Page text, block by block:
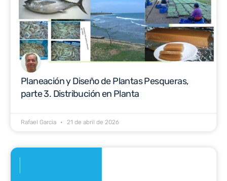
Planeación y Diseño de Plantas Pesqueras,
parte 3. Distribución en Planta
Rafael Garcia 21 de abril de 2026